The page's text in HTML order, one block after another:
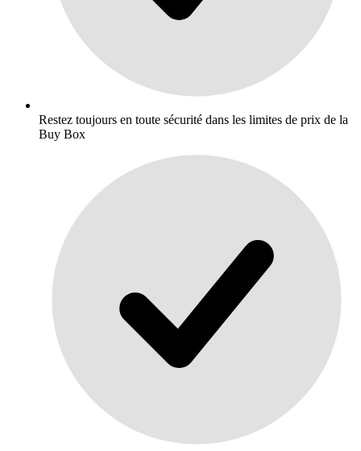
Restez toujours en toute sécurité dans les limites de prix de la
Buy Box